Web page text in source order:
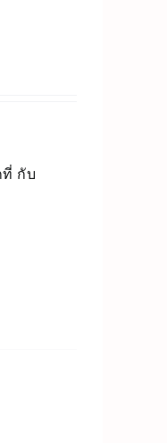
ที่ กับ